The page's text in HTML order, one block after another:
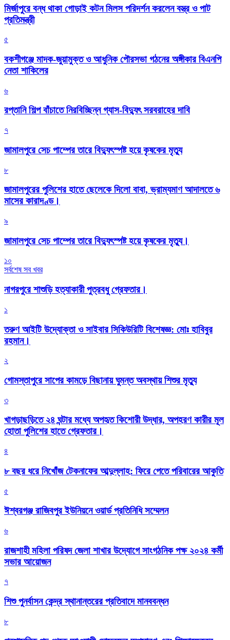
মির্জাপুরে বন্ধ থাকা গোড়াই কটন মিলস পরিদর্শন করলেন বস্ত্র ও পাট
প্রতিমন্ত্রী
৫
বকশীগঞ্জে মাদক-জুয়ামুক্ত ও আধুনিক পৌরসভা গঠনের অঙ্গীকার বিএনপি
নেতা শাকিলের
৬
রপ্তানি শিল্প বাঁচাতে নিরবিচ্ছিন্ন গ্যাস-বিদ্যুৎ সরবরাহের দাবি
৭
জামালপুরে সেচ পাম্পের তারে বিদ্যুৎস্পষ্ট হয়ে কৃষকের মৃত্যু
৮
জামালপুরের পুলিশের হাতে ছেলেকে দিলো বাবা, ভ্রাম্যমাণ আদালতে ৬
মাসের কারাদণ্ড।
৯
জামালপুরে সেচ পাম্পের তারে বিদ্যুৎস্পষ্ট হয়ে কৃষকের মৃত্যু।
১০
সর্বশেষ সব খবর
নাগরপুরে শাশুড়ি হত্যাকারী পুত্রবধু গ্রেফতার।
১
তরুণ আইটি উদ্যোক্তা ও সাইবার সিকিউরিটি বিশেষজ্ঞ: মোঃ হাবিবুর
রহমান।
২
গোমস্তাপুরে সাপের কামড়ে বিছানায় ঘুমন্ত অবস্থায় শিশুর মৃত্যু
৩
খাগড়াছড়িতে ২৪ ঘন্টার মধ্যে অপহৃত কিশোরী উদ্ধার, অপহরণ কারীর মূল
হোতা পুলিশের হাতে গ্রেফতার।
৪
৮ বছর ধরে নিখোঁজ টেকনাফের আব্দুল্লাহ: ফিরে পেতে পরিবারের আকুতি
৫
ঈশ্বরগঞ্জ রাজিবপুর ইউনিয়নে ওয়ার্ড প্রতিনিধি সম্মেলন
৬
রাজশাহী মহিলা পরিষদ জেলা শাখার উদ্যোগে সাংগঠনিক পক্ষ ২০২৪ কর্মী
সভার আয়োজন
৭
শিশু পুনর্বাসন কেন্দ্র স্থানান্তরের প্রতিবাদে মানববন্ধন
৮